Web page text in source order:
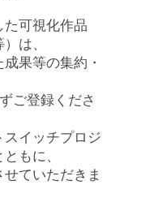
た可視化作品
は、
果等の集約・
ご登録くださ
イッチプロジ
もに、
せていただきま